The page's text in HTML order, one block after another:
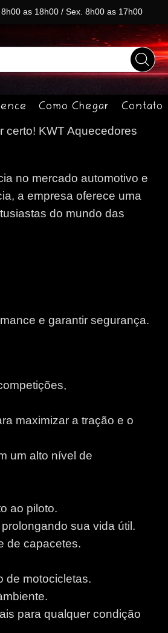
as 18h00 / Sex. 8h00 as 17h00
Como Chegar Contato
certo! KWT Aquecedores
no mercado automotivo e
a empresa oferece uma
do mundo das
e garantir segurança.
maximizar a tração e o
um alto nível de
ao piloto.
sua vida útil.
de capacetes.
de motocicletas.
para qualquer condição